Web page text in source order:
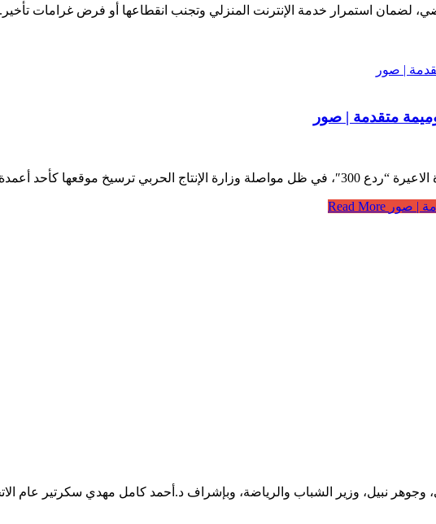
لضمان استمرار خدمة الإنترنت المنزلي وتجنب انقطاعها أو فرض غرامات
للدولة، عبر الدفع …
وجوهر نبيل، وزير الشباب والرياضة، وبإشراف د.أحمد كامل مهدي سكرتير عام